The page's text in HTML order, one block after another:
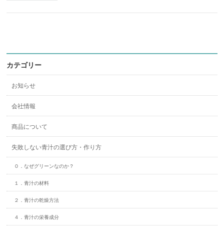
カテゴリー
お知らせ
会社情報
商品について
失敗しない青汁の選び方・作り方
０．なぜグリーンなのか？
１．青汁の材料
２．青汁の乾燥方法
４．青汁の栄養成分